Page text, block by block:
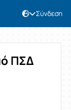
Σύνδεση
ΠΣΔ